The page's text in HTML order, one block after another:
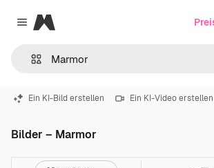
Close menu
Magnific
Ein KI-Bild erstellen Ein KI-Video erstellen
Bilder – Marmor